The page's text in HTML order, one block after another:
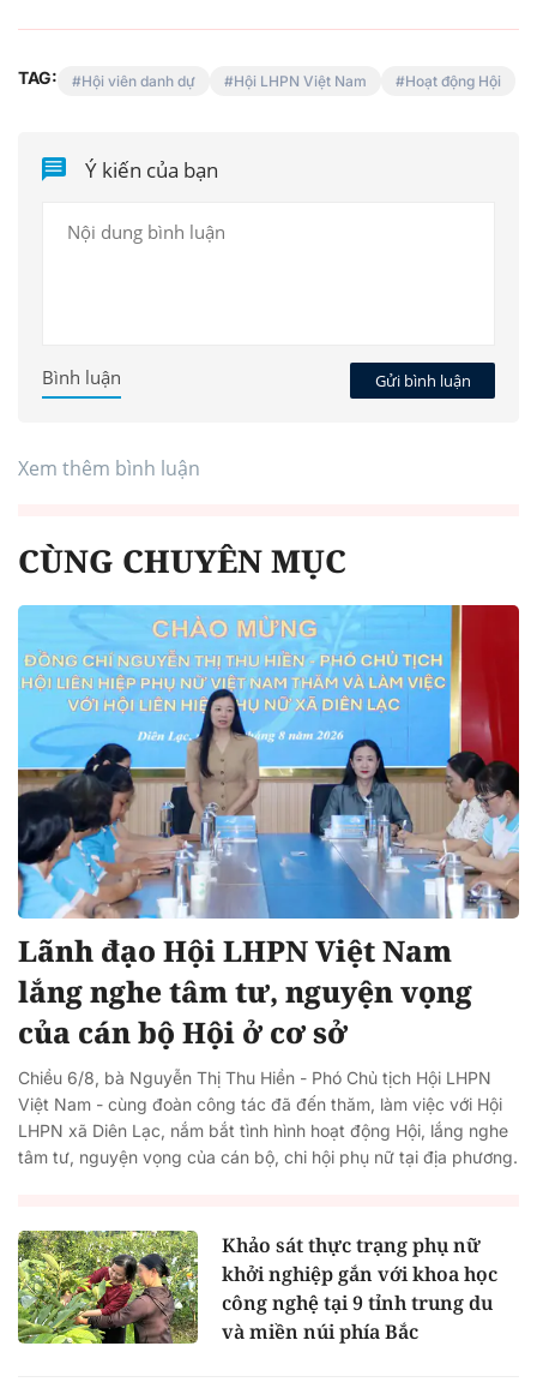
TAG: Hội viên danh dự Hội LHPN Việt Nam Hoạt động Hội
Ý kiến của bạn
Gửi bình luận
Bình luận
Xem thêm bình luận
CÙNG CHUYÊN MỤC
Lãnh đạo Hội LHPN Việt Nam
lắng nghe tâm tư, nguyện vọng
của cán bộ Hội ở cơ sở
Chiều 6/8, bà Nguyễn Thị Thu Hiền - Phó Chủ tịch Hội LHPN
Việt Nam - cùng đoàn công tác đã đến thăm, làm việc với Hội
LHPN xã Diên Lạc, nắm bắt tình hình hoạt động Hội, lắng nghe
tâm tư, nguyện vọng của cán bộ, chi hội phụ nữ tại địa phương.
Khảo sát thực trạng phụ nữ
khởi nghiệp gắn với khoa học
công nghệ tại 9 tỉnh trung du
và miền núi phía Bắc